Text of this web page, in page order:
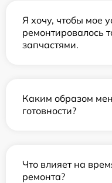
Я хочу, чтобы мое
ремонтировалось
запчастями.
Каким образом
готовности?
Что влияет на
ремонта?